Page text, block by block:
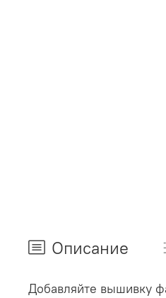
Описание
Добавляйте вышивку